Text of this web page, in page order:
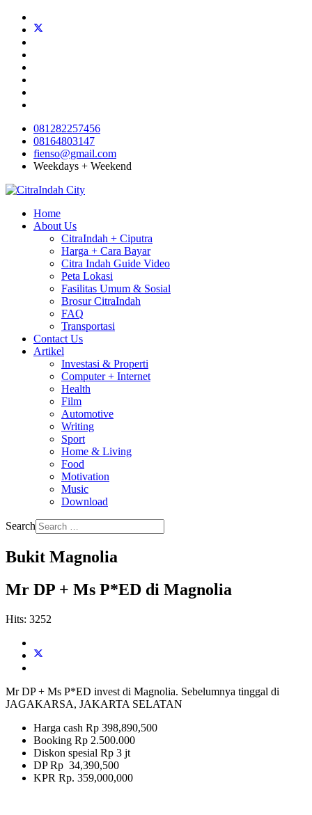
081282257456
08164803147
fienso@gmail.com
Weekdays + Weekend
Home
About Us
CitraIndah + Ciputra
Harga + Cara Bayar
Citra Indah Guide Video
Peta Lokasi
Fasilitas Umum & Sosial
Brosur CitraIndah
FAQ
Transportasi
Contact Us
Artikel
Investasi & Properti
Computer + Internet
Health
Film
Automotive
Writing
Sport
Home & Living
Food
Motivation
Music
Download
Search
Bukit Magnolia
Mr DP + Ms P*ED di Magnolia
Hits: 3252
Mr DP + Ms P*ED invest di Magnolia. Sebelumnya tinggal di
JAGAKARSA, JAKARTA SELATAN
Harga cash Rp 398,890,500
Booking Rp 2.500.000
Diskon spesial Rp 3 jt
DP Rp 34,390,500
KPR Rp. 359,000,000